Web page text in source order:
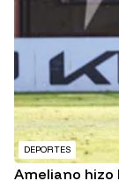
DEPORTES
Ameliano